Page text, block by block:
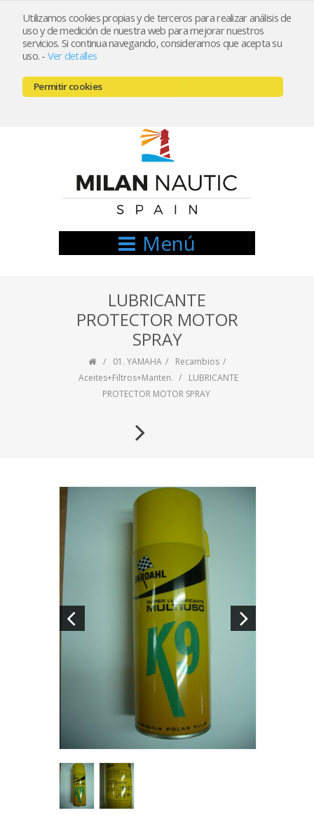
Utilizamos cookies propias y de terceros para realizar análisis de
uso y de medición de nuestra web para mejorar nuestros
servicios. Si continua navegando, consideramos que acepta su
uso. - Ver detalles
Permitir cookies
Registrarse Mi cuenta
666521122 // 654999333
Menú
LUBRICANTE
PROTECTOR MOTOR
SPRAY
01. YAMAHA
Recambios
Aceites+Filtros+Manten.
LUBRICANTE
PROTECTOR MOTOR SPRAY